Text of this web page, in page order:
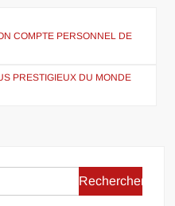
COMPTE PERSONNEL DE
PRESTIGIEUX DU MONDE
Rechercher :